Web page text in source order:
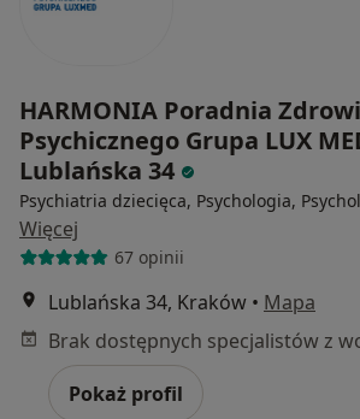
HARMONIA Poradnia
Psychicznego Grupa LUX
Lublańska 34
Psychiatria dziecięca, Psychologia,
Więcej
67 opinii
Lublańska 34, Kraków • Mapa
Pokaż profil